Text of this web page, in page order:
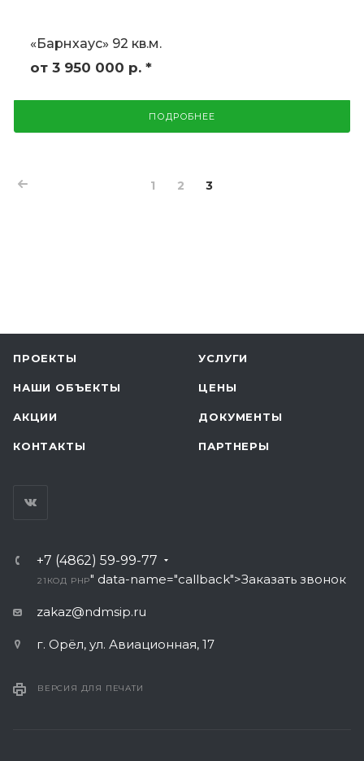
«Барнхаус» 92 кв.м.
от 3 950 000 р. *
ПОДРОБНЕЕ
1 2 3
ПРОЕКТЫ УСЛУГИ
НАШИ ОБЪЕКТЫ ЦЕНЫ
АКЦИИ ДОКУМЕНТЫ
КОНТАКТЫ ПАРТНЕРЫ
+7 (4862) 59-99-77
21 КОД PHP" data-name="callback">Заказать звонок
zakaz@ndmsip.ru
г. Орёл, ул. Авиационная, 17
ВЕРСИЯ ДЛЯ ПЕЧАТИ